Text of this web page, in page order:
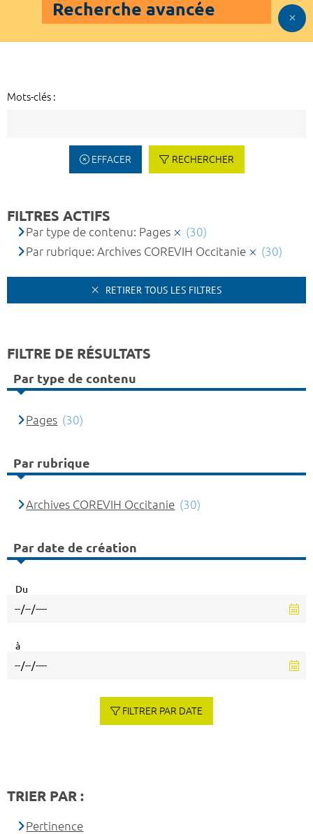
Recherche avancée
Mots-clés :
EFFACER RECHERCHER
FILTRES ACTIFS
Par type de contenu: Pages
(30)
Par rubrique: Archives COREVIH Occitanie
(30)
RETIRER TOUS LES FILTRES
FILTRE DE RÉSULTATS
Par type de contenu
Pages (30)
Par rubrique
Archives COREVIH Occitanie (30)
Par date de création
Du
à
FILTRER PAR DATE
TRIER PAR :
Pertinence